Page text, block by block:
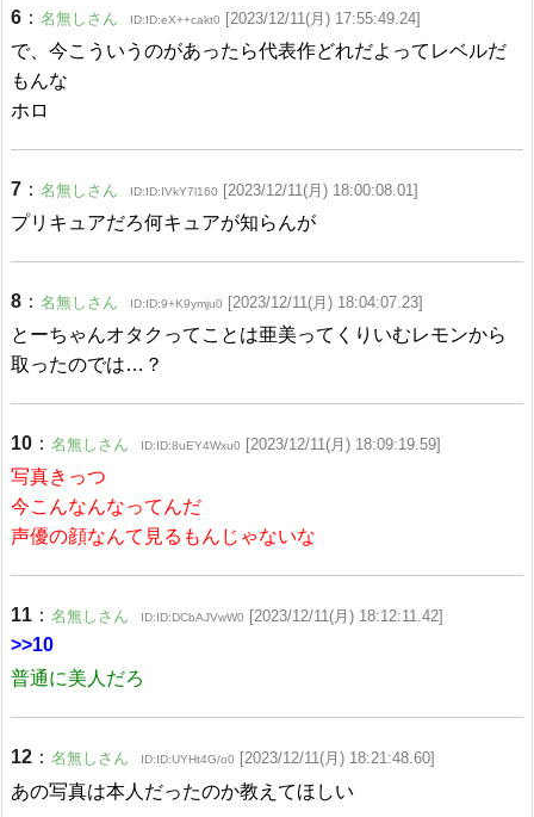
6 ： 名無しさん ID:ID:eX++cakt0 [2023/12/11(月) 17:55:49.24]
で、今こういうのがあったら代表作どれだよってレベルだ
もんな
ホロ
7 ： 名無しさん ID:ID:IVkY7l160 [2023/12/11(月) 18:00:08.01]
プリキュアだろ何キュアが知らんが
8 ： 名無しさん ID:ID:9+K9ymju0 [2023/12/11(月) 18:04:07.23]
とーちゃんオタクってことは亜美ってくりいむレモンから
取ったのでは…？
10 ： 名無しさん ID:ID:8uEY4Wxu0 [2023/12/11(月) 18:09:19.59]
写真きっつ
今こんなんなってんだ
声優の顔なんて見るもんじゃないな
11 ： 名無しさん ID:ID:DCbAJVwW0 [2023/12/11(月) 18:12:11.42]
>>10
普通に美人だろ
12 ： 名無しさん ID:ID:UYHt4G/o0 [2023/12/11(月) 18:21:48.60]
あの写真は本人だったのか教えてほしい